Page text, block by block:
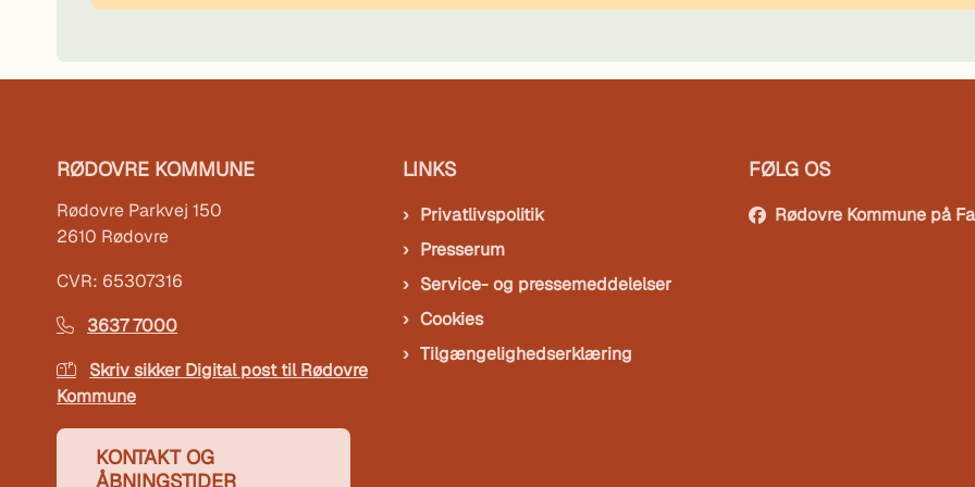
RØDOVRE KOMMUNE
Rødovre Parkvej 150
2610 Rødovre
CVR: 65307316
3637 7000
Skriv sikker Digital post til Rødovre
Kommune
KONTAKT OG
ÅBNINGSTIDER
LINKS
Privatlivspolitik
Presserum
Service- og pressemeddelelser
Cookies
Tilgængelighedserklæring
FØLG OS
Rødovre Kommune på